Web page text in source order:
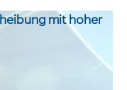
mit hoher